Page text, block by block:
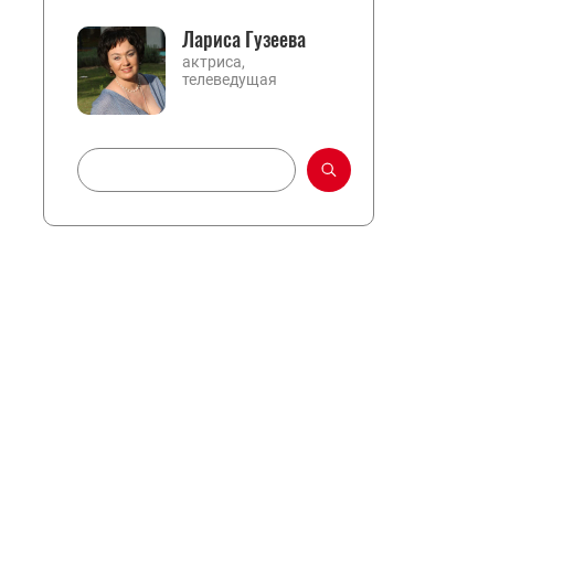
Лариса Гузеева
актриса,
телеведущая